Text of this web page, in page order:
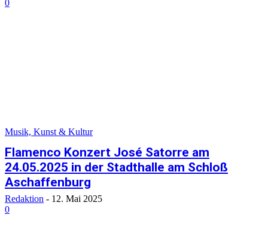
0
Musik, Kunst & Kultur
Flamenco Konzert José Satorre am
24.05.2025 in der Stadthalle am Schloß
Aschaffenburg
Redaktion - 12. Mai 2025
0